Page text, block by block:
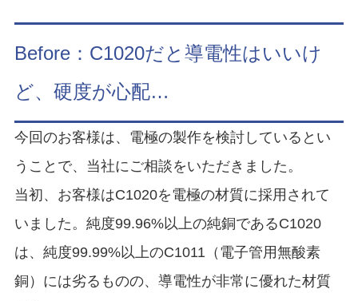
Before：C1020だと導電性はいいけ
ど、硬度が心配…
今回のお客様は、電極の製作を検討しているとい
うことで、当社にご相談をいただきました。
当初、お客様はC1020を電極の材質に採用されて
いました。純度99.96%以上の純銅であるC1020
は、純度99.99%以上のC1011（電子管用無酸素
銅）には劣るものの、導電性が非常に優れた材質